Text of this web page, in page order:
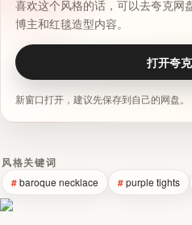
喜欢这个风格的话，可以去夸克网
博主和红毯造型内容。
打开夸
新窗口打开，建议先保存到自己的网盘。
风格关键词
baroque necklace purple tights